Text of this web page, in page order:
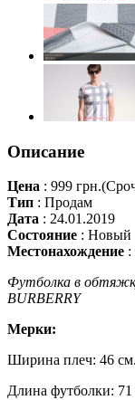
Описание
Цена : 999 грн.
Тип : Продам
Дата : 24.01.2019
Состояние : Новый
Местонахождение :
Футболка в
BURBERRY
Мерки:
Ширина плеч: 46 см.
Длина футболки: 71